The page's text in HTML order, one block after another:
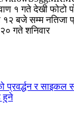
१ गते देखी फोटो
१२ बजे सम्म नतिजा
गते शनिवार
प्रवर्द्धन र
हुने